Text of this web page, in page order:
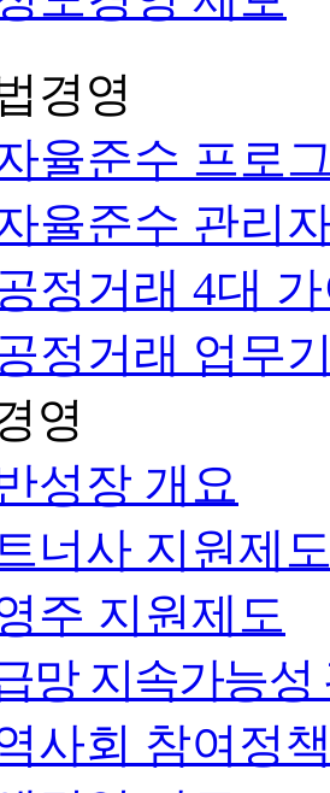
경영
율준수 프로
율준수 관리
정거래 4대
정거래 업무
영
성장 개요
너사 지원제
주 지원제도
망 지속가능성
사회 참여정